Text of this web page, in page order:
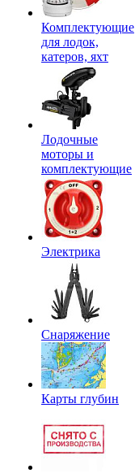
Комплектующие
для лодок,
катеров, яхт
Лодочные
моторы и
комплектующие
Электрика
Снаряжение
Карты глубин